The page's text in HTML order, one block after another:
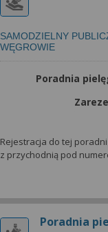
SAMODZIELNY
WĘGROWIE
Poradnia
Rejestracja do tej
z przychodnią pod
Poradnia